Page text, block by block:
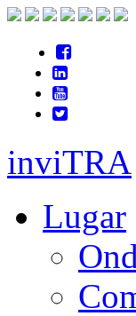
inviTRA
Lugar